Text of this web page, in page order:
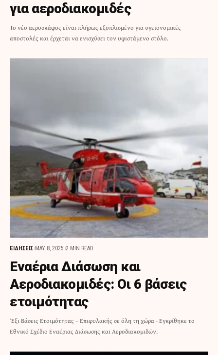
για αεροδιακομιδές
Το νέο αεροσκάφος είναι πλήρως εξοπλισμένο για υγειονομικές
αποστολές και έρχεται να ενισχύσει τον υφιστάμενο στόλο.
ΕΙΔΗΣΕΙΣ MAY 8, 2025 2 MIN READ
Εναέρια Διάσωση και
Αεροδιακομιδές: Οι 6 βάσεις
ετοιμότητας
Έξι Βάσεις Ετοιμότητας – Επιφυλακής σε όλη τη χώρα - Εγκρίθηκε το
Εθνικό Σχέδιο Εναέριας Διάσωσης και Αεροδιακομιδών.